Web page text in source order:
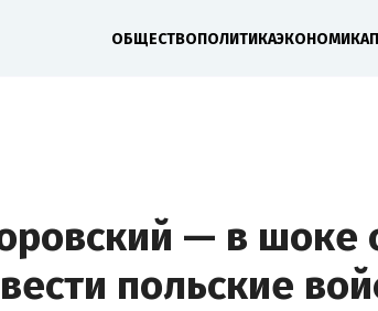
ОБЩЕСТВОПОЛИТИКАЭКОНОМИКА
— в шоке
польские